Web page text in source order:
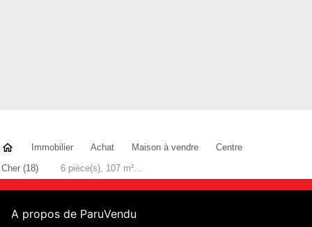
Immobilier Achat Maison à vendre
Centre
Cher (18)
6 pièce(s), 107 m²...
A propos de ParuVendu